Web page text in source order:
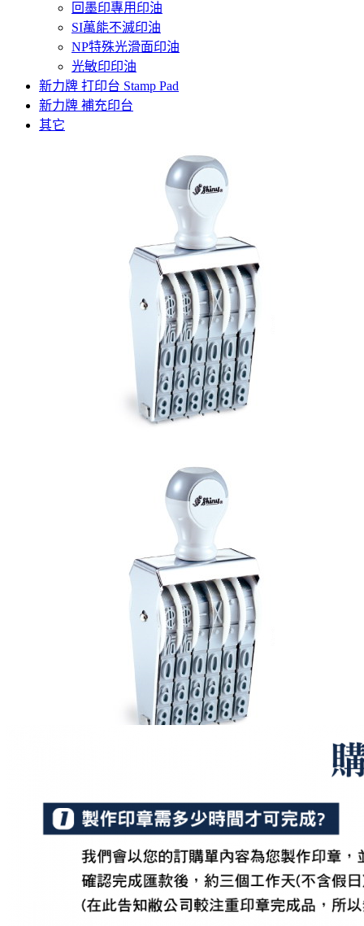
回墨印專用印油
SI萬能不滅印油
NP特殊光滑面印油
光敏印印油
新力牌 打印台 Stamp Pad
新力牌 補充印台
其它